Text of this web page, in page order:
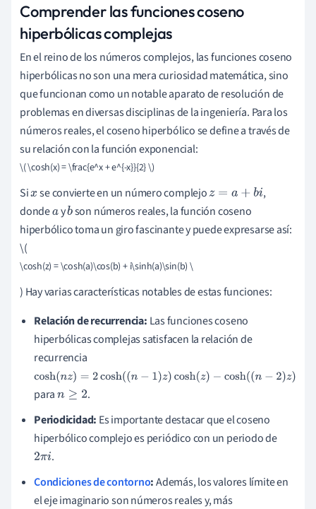
Comprender las funciones coseno
hiperbólicas complejas
En el reino de los números complejos, las funciones coseno
hiperbólicas no son una mera curiosidad matemática, sino
que funcionan como un notable aparato de resolución de
problemas en diversas disciplinas de la ingeniería. Para los
números reales, el coseno hiperbólico se define a través de
su relación con la función exponencial:
\( \cosh(x) = \frac{e^x + e^{-x}}{2} \)
Six se convierte en un número complejoz=a+ bi
,
dondeaybson números reales, la función coseno
hiperbólico toma un giro fascinante y puede expresarse así:
\(
\cosh(z) = \cosh(a)\cos(b) + i\sinh(a)\sin(b) \
) Hay varias características notables de estas funciones:
Relación de recurrencia: Las funciones coseno
hiperbólicas complejas satisfacen la relación de
recurrencia
cosh(nz)= 2cosh((n−1)z )cosh(z)−cosh(( n− 2)z)
paran≥ 2
.
Periodicidad: Es importante destacar que el coseno
hiperbólico complejo es periódico con un periodo de
2πi .
Condiciones de contorno:Además, los valores límite en
el eje imaginario son números reales y, más